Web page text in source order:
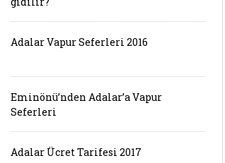
Adalar Vapur Seferleri 2016
Eminönü’nden Adalar’a Vapur
Seferleri
Adalar Ücret Tarifesi 2017